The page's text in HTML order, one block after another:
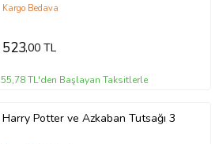
Kargo Bedava
523,00 TL
55,78 TL'den Başlayan Taksitlerle
Harry Potter ve Azkaban Tutsağı 3